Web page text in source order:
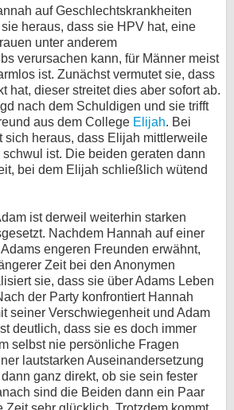
auf Geschlechtskrankheiten
heraus, dass sie HPV hat, eine
unter anderem
verursachen kann, für Männer meist
ist. Zunächst vermutet sie, dass
hat, dieser streitet dies aber sofort ab.
nach dem Schuldigen und sie trifft
aus dem College Elijah. Bei
sich heraus, dass Elijah mittlerweile
ist. Die beiden geraten dann
bei dem Elijah schließlich wütend
ist derweil weiterhin starken
Nachdem Hannah auf einer
engeren Freunden erwähnt,
Zeit bei den Anonymen
sie, dass sie über Adams Leben
der Party konfrontiert Hannah
seiner Verschwiegenheit und Adam
deutlich, dass sie es doch immer
selbst nie persönliche Fragen
lautstarken Auseinandersetzung
ganz direkt, ob sie sein fester
sind die Beiden dann ein Paar